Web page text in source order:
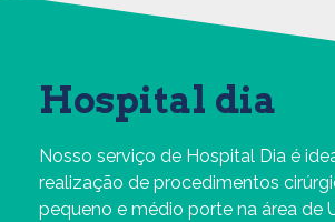
Hospital dia
Nosso serviço de Hospital Dia é
realização de procedimentos
pequeno e médio porte na área de